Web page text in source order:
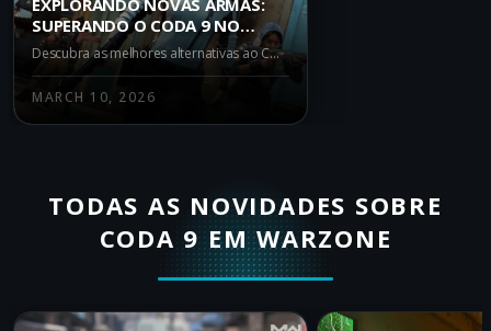
EXPLORANDO NOVAS ARMAS:
SUPERANDO O CODA 9 NO
WARZONE IRON GAUNTLET
Descubra as melhores alternativas ao CODA 9 no Warzone Iron Gauntlet. Saiba porque armas como REV-46, Kogot-7 e Ryden 45K são melhores escolhas para superar a concorrência.
MARCH 10, 2026
TODAS AS NOVIDADES SOBRE
CODA 9 EM WARZONE